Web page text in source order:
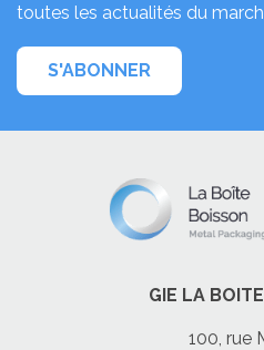
toutes les actualités du
S'ABONNER
GIE LA
100, rue